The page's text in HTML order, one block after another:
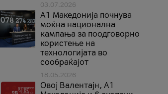
03.07.2026
A1 Македонија почнува
моќна национална
кампања за поодговорно
користење на
технологијата во
сообраќајот
18.05.2026
Овој Валентајн, A1